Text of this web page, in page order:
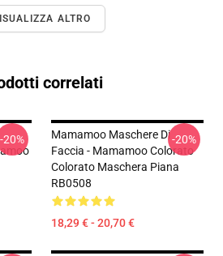
ALTRO
correlati
-20%
Mamamoo Maschere Di
Faccia - Mamamoo Colorato
Colorato Maschera Piana
RB0508
18,29 € - 20,70 €
-20%